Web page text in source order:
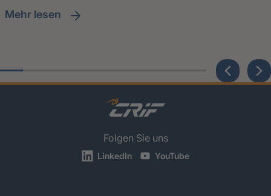
Mehr lesen
Folgen Sie uns
LinkedIn YouTube